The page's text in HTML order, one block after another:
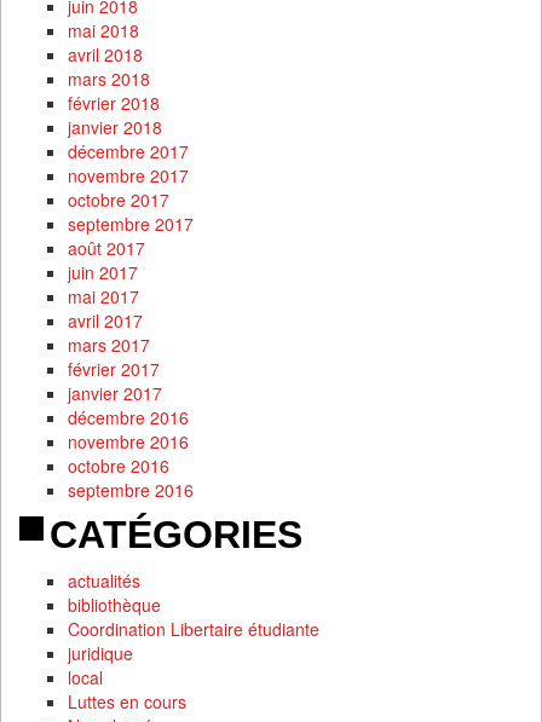
juin 2018
mai 2018
avril 2018
mars 2018
février 2018
janvier 2018
décembre 2017
novembre 2017
octobre 2017
septembre 2017
août 2017
juin 2017
mai 2017
avril 2017
mars 2017
février 2017
janvier 2017
décembre 2016
novembre 2016
octobre 2016
septembre 2016
CATÉGORIES
actualités
bibliothèque
Coordination Libertaire étudiante
juridique
local
Luttes en cours